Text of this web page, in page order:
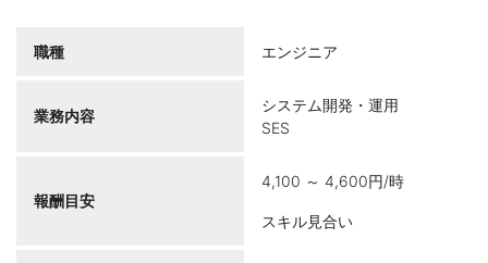
職種 エンジニア
業務内容
システム開発・運用
SES
報酬目安
4,100 ～ 4,600円/時
スキル見合い